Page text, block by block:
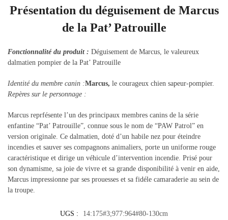
Présentation du déguisement de Marcus
de la Pat’ Patrouille
Fonctionnalité du produit : Déguisement de Marcus, le valeureux
dalmatien pompier de la Pat’ Patrouille
Identité du membre canin :Marcus, le courageux chien sapeur-pompier.
Repères sur le personnage :
Marcus reprfésente l’un des principaux membres canins de la série
enfantine “Pat’ Patrouille”, connue sous le nom de “PAW Patrol” en
version originale. Ce dalmatien, doté d’un habile nez pour éteindre
incendies et sauver ses compagnons animaliers, porte un uniforme rouge
caractéristique et dirige un véhicule d’intervention incendie. Prisé pour
son dynamisme, sa joie de vivre et sa grande disponibilité à venir en aide,
Marcus impressionne par ses prouesses et sa fidéle camaraderie au sein de
la troupe.
UGS :
14:175#3;977:964#80-130cm